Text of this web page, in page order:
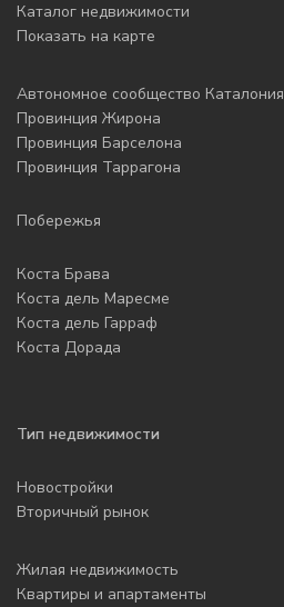
Каталог недвижимости
Показать на карте
Автономное сообщество Каталония
Провинция Жирона
Провинция Барселона
Провинция Таррагона
Побережья
Коста Брава
Коста дель Маресме
Коста дель Гарраф
Коста Дорада
Тип недвижимости
Новостройки
Вторичный рынок
Жилая недвижимость
Квартиры и апартаменты